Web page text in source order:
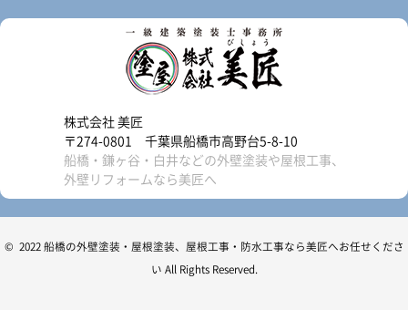
株式会社 美匠
〒274-0801 千葉県船橋市高野台5-8-10
船橋・鎌ヶ谷・白井などの外壁塗装や屋根工事、
外壁リフォームなら美匠へ
© 2022 船橋の外壁塗装・屋根塗装、屋根工事・防水工事なら美匠へお任せくださ
い All Rights Reserved.